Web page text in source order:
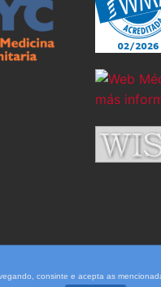
consinte e acepta as